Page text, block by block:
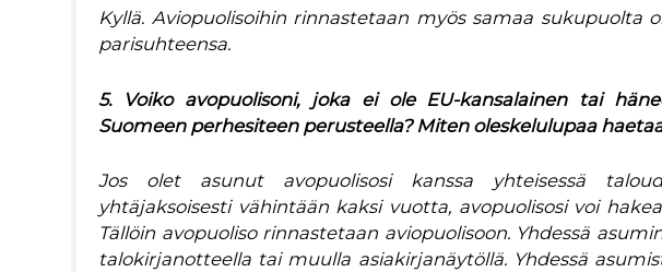
Kyllä. Aviopuolisoihin rinnastetaan myös samaa sukupuolta
parisuhteensa.
5. Voiko avopuolisoni, joka ei ole EU-kansalainen tai
Suomeen perhesiteen perusteella? Miten oleskelulupaa
Jos olet asunut avopuolisosi kanssa yhteisessä
yhtäjaksoisesti vähintään kaksi vuotta, avopuolisosi voi
Tällöin avopuoliso rinnastetaan aviopuolisoon. Yhdessä
talokirjanotteella tai muulla asiakirjanäytöllä. Yhdessä